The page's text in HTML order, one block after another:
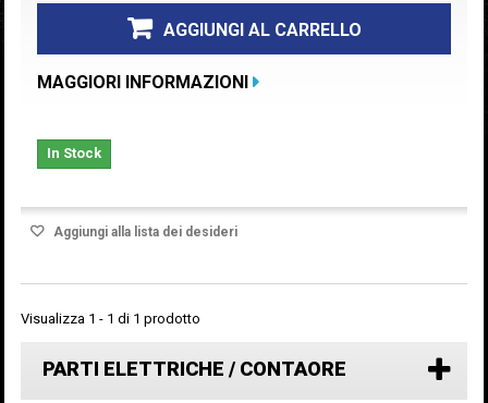
AGGIUNGI AL CARRELLO
MAGGIORI INFORMAZIONI
In Stock
Aggiungi alla lista dei desideri
Visualizza 1 - 1 di 1 prodotto
PARTI ELETTRICHE / CONTAORE